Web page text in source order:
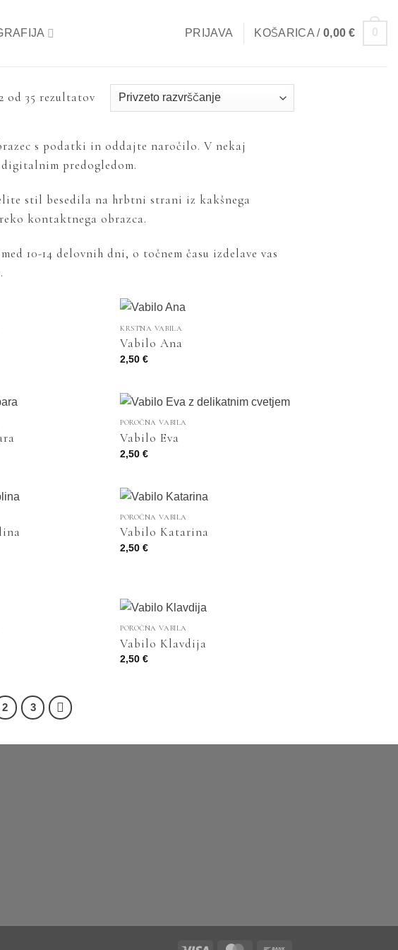
PRIJAVA KOŠARICA / 0,00€ 0
od 35 rezultatov
s podatki in oddajte naročilo. V nekaj
predogledom.
stil besedila na hrbtni strani iz kakšnega
kontaktnega obrazca.
10-14 delovnih dni, o točnem času izdelave vas
KRSTNA VABILA
Vabilo Ana
2,50€
POROČNA VABILA
Vabilo Eva
2,50€
POROČNA VABILA
Vabilo Katarina
2,50€
POROČNA VABILA
Vabilo Klavdija
2,50€
2 3